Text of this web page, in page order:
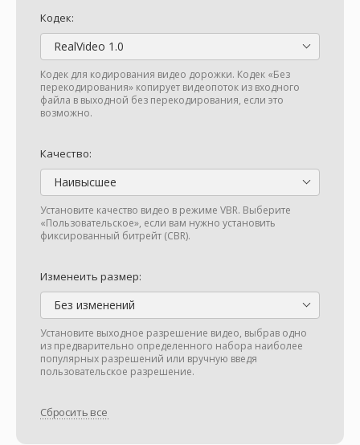
Кодек:
RealVideo 1.0
Кодек для кодирования видео дорожки. Кодек «Без
перекодирования» копирует видеопоток из входного
файла в выходной без перекодирования, если это
возможно.
Качество:
Наивысшее
Установите качество видео в режиме VBR. Выберите
«Пользовательское», если вам нужно установить
фиксированный битрейт (CBR).
Изменеить размер:
Без изменений
Установите выходное разрешение видео, выбрав одно
из предварительно определенного набора наиболее
популярных разрешений или вручную введя
пользовательское разрешение.
Сбросить все